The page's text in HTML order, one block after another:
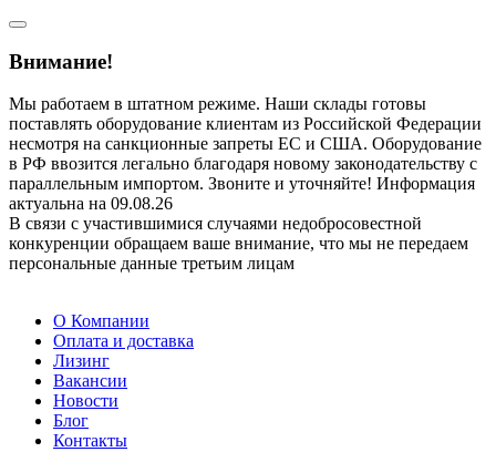
Внимание!
Мы работаем в штатном режиме. Наши склады готовы
поставлять оборудование клиентам из Российской Федерации
несмотря на санкционные запреты ЕС и США. Оборудование
в РФ ввозится легально благодаря новому законодательству с
параллельным импортом. Звоните и уточняйте! Информация
актуальна на 09.08.26
В связи с участившимися случаями недобросовестной
конкуренции обращаем ваше внимание, что мы не передаем
персональные данные третьим лицам
О Компании
Оплата и доставка
Лизинг
Вакансии
Новости
Блог
Контакты